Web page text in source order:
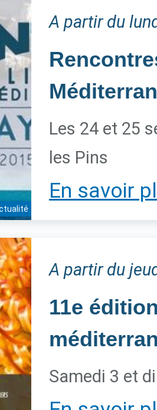
A partir du
Les 24 et 25
les Pins
En savoir
A partir du
11e
Samedi 3 et